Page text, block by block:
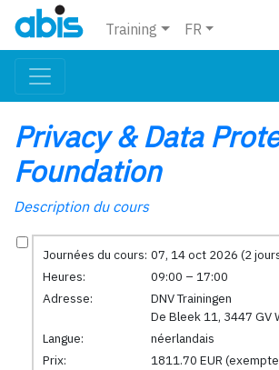
Training FR
Privacy & Data
Foundation
Description du cours
Journées du cours: 07, 14 oct 2026 (2
Heures:
09:00 – 17:00
Adresse:
DNV Trainingen
De Bleek 11, 3447 GV
Langue:
néerlandais
Prix:
1811.70 EUR